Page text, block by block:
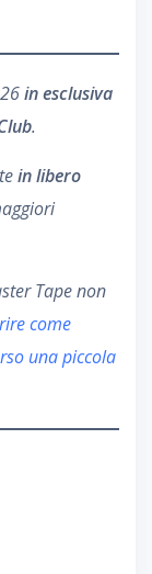
in esclusiva
.
in libero
Tape non
come
una piccola